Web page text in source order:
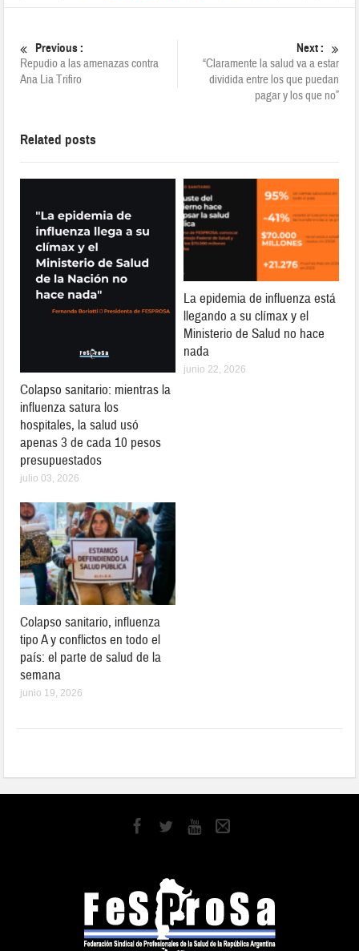
Previous :
Repudio a las amenazas contra
Ana Lia Trifiro
Next :
“Claramente la salud va a estar
dividida entre los que puedan
pagar y los que no”
Related posts
Colapso sanitario: mientras la
influenza satura los
hospitales, la salud usó
apenas 3 de cada 10 pesos
presupuestados
julio 03, 2026
La epidemia de influenza está
llegando a su clímax y el
Ministerio de Salud no hace
nada
junio 22, 2026
Colapso sanitario, influenza
tipo A y conflictos en todo el
país: el parte de salud de la
semana
junio 19, 2026